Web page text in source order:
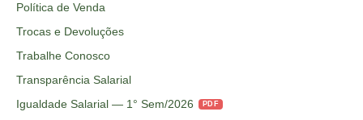
Política de Venda
Trocas e Devoluções
Trabalhe Conosco
Transparência Salarial
Igualdade Salarial — 1° Sem/2026
PDF